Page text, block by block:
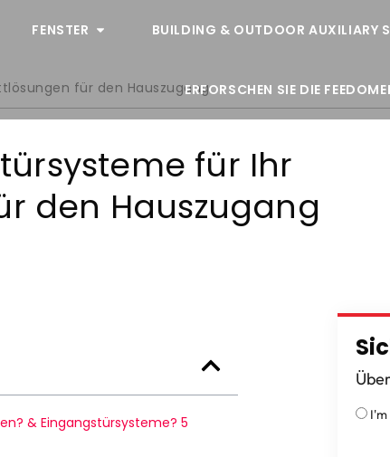
FENSTER BUILDING & OUTDOOR AUXILIARY
ERFORSCHEN SIE DIE
für den Hauszugang
für Ihr
den Hauszugang
& Eingangstürsysteme? 5